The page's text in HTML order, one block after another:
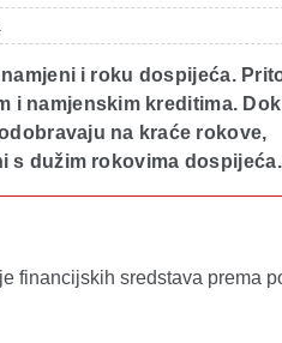
i roku dospijeća.
i namjenskim kreditima.
na kraće rokove,
s dužim rokovima dospijeća.
financijskih sredstava prema